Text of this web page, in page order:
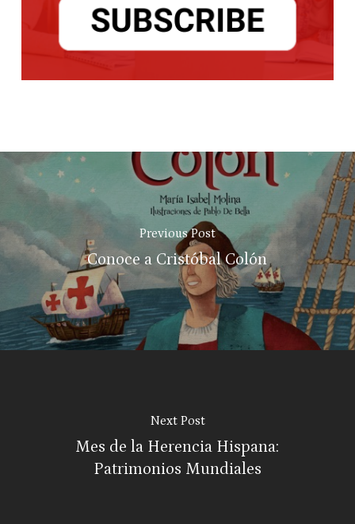
Previous Post
Conoce a Cristóbal Colón
Next Post
Mes de la Herencia Hispana:
Patrimonios Mundiales